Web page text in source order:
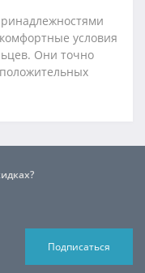
условия
Они точно
Подписаться